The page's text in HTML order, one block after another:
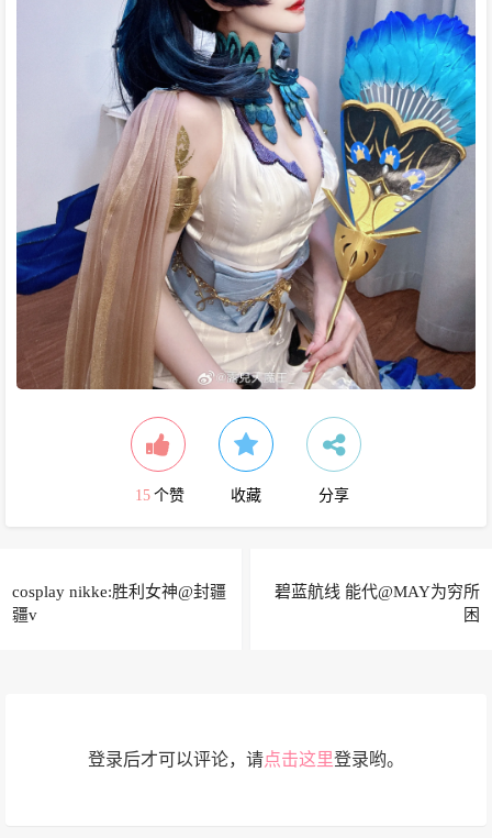
15 个赞 收藏 分享
cosplay nikke:胜利女神@封疆
疆v
碧蓝航线 能代@MAY为穷所
困
登录后才可以评论，请点击这里登录哟。